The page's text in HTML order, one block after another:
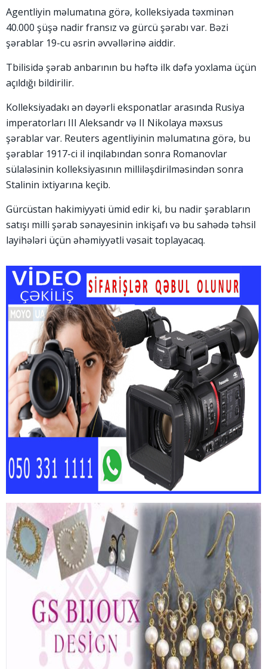
Agentliyin məlumatına görə, kolleksiyada təxminən
40.000 şüşə nadir fransız və gürcü şərabı var. Bəzi
şərablar 19-cu əsrin əvvəllərinə aiddir.
Tbilisidə şərab anbarının bu həftə ilk dəfə yoxlama üçün
açıldığı bildirilir.
Kolleksiyadakı ən dəyərli eksponatlar arasında Rusiya
imperatorları III Aleksandr və II Nikolaya məxsus
şərablar var. Reuters agentliyinin məlumatına görə, bu
şərablar 1917-ci il inqilabından sonra Romanovlar
sülaləsinin kolleksiyasının milliləşdirilməsindən sonra
Stalinin ixtiyarına keçib.
Gürcüstan hakimiyyəti ümid edir ki, bu nadir şərabların
satışı milli şərab sənayesinin inkişafı və bu sahədə təhsil
layihələri üçün əhəmiyyətli vəsait toplayacaq.